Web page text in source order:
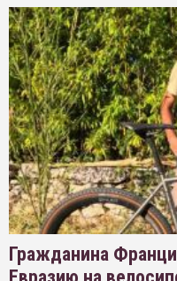
Гражданина